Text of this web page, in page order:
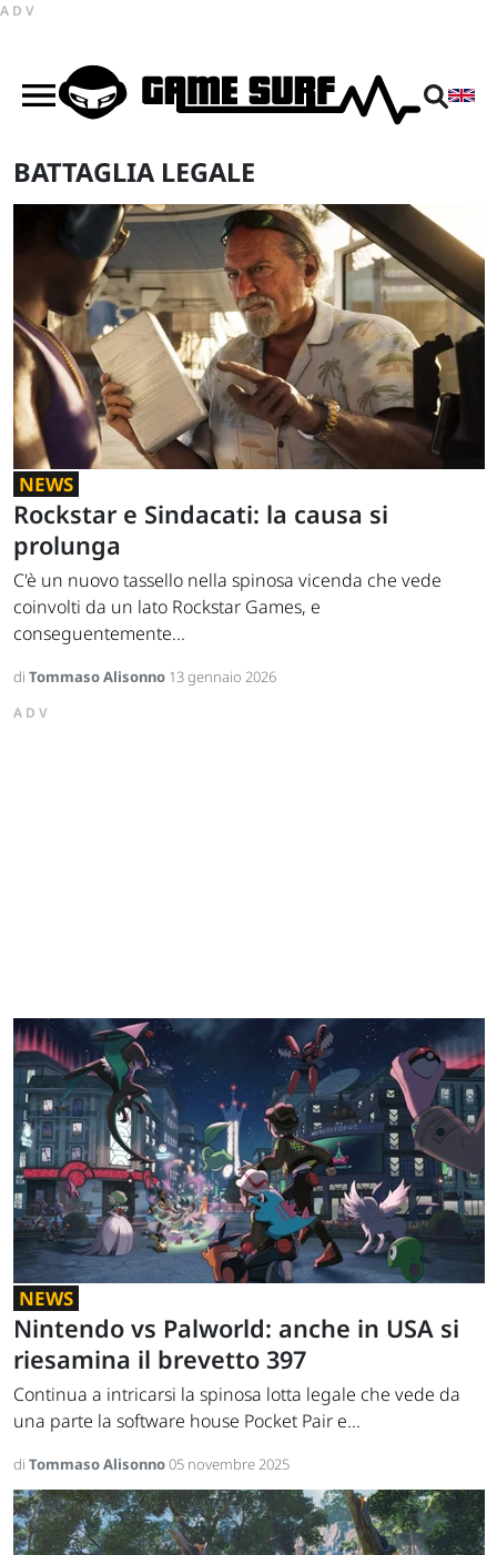
ADV
BATTAGLIA LEGALE
NEWS
Rockstar e Sindacati: la causa si
prolunga
C'è un nuovo tassello nella spinosa vicenda che vede
coinvolti da un lato Rockstar Games, e
conseguentemente...
di Tommaso Alisonno 13 gennaio 2026
ADV
NEWS
Nintendo vs Palworld: anche in USA si
riesamina il brevetto 397
Continua a intricarsi la spinosa lotta legale che vede da
una parte la software house Pocket Pair e...
di Tommaso Alisonno05 novembre 2025